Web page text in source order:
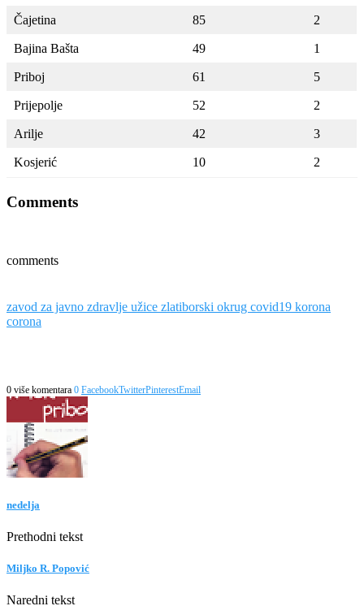
Čajetina 85 2
Bajina Bašta 49 1
Priboj 61 5
Prijepolje 52 2
Arilje 42 3
Kosjerić 10 2
Comments
comments
zavod za javno zdravlje užice zlatiborski okrug covid19 korona
corona
0 više komentara 0 FacebookTwitterPinterestEmail
nedelja
Prethodni tekst
Miljko R. Popović
Naredni tekst